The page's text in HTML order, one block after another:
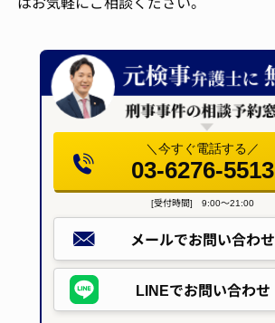
＼今すぐ電話する／
03-6276-5513
[受付時間] 9:00～21:00
メールでお問い合わせ
LINEでお問い合わせ